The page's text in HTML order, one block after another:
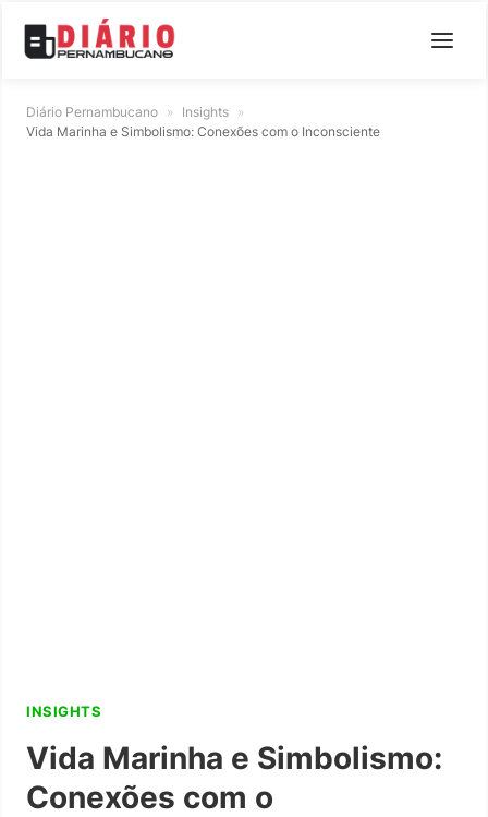
Diário Pernambucano » Insights »
Vida Marinha e Simbolismo: Conexões com o Inconsciente
INSIGHTS
Vida Marinha e Simbolismo:
Conexões com o